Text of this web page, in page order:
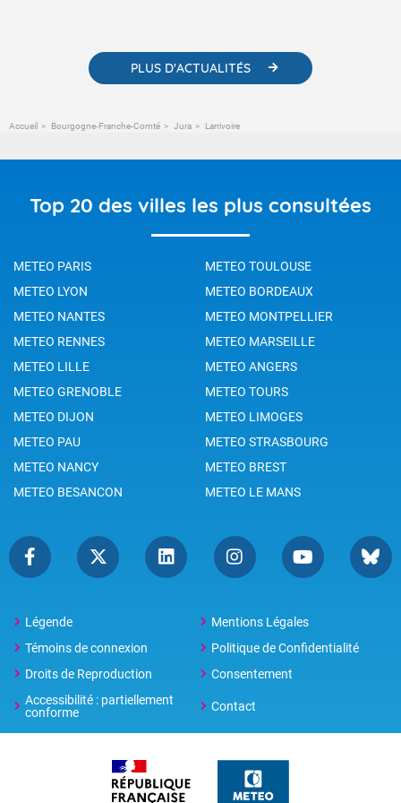
PLUS D'ACTUALITÉS
Accueil Bourgogne-Franche-Comté Jura Larrivoire
Top 20 des villes les plus consultées
METEO PARIS
METEO TOULOUSE
METEO LYON
METEO BORDEAUX
METEO NANTES
METEO MONTPELLIER
METEO RENNES
METEO MARSEILLE
METEO LILLE
METEO ANGERS
METEO GRENOBLE
METEO TOURS
METEO DIJON
METEO LIMOGES
METEO PAU
METEO STRASBOURG
METEO NANCY
METEO BREST
METEO BESANCON
METEO LE MANS
Légende
Mentions Légales
Témoins de connexion
Politique de Confidentialité
Droits de Reproduction
Consentement
Accessibilité : partiellement
conforme
Contact